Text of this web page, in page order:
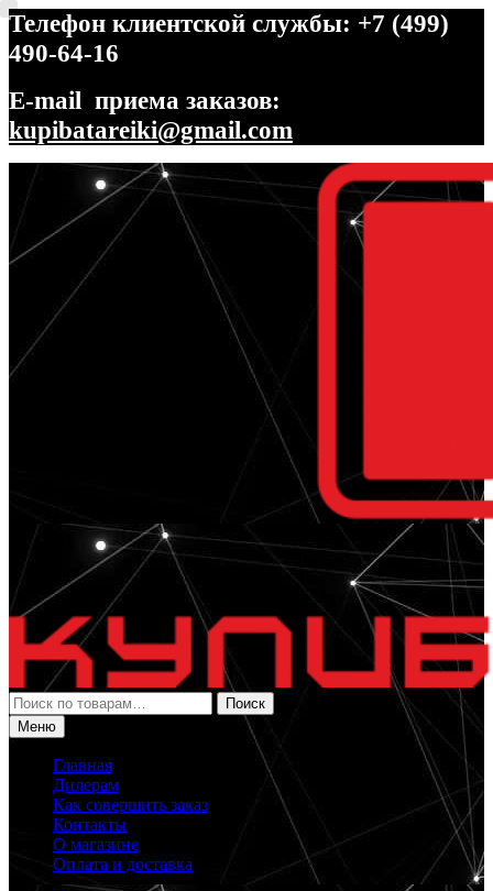
Телефон клиентской службы: +7 (499)
490-64-16
E-mail приема заказов:
kupibatareiki@gmail.com
Перейти
навигации
Перейти
содержимому
Искать:
Поиск
Меню
Главная
Дилерам
Как совершить заказ
Контакты
О магазине
Оплата и доставка